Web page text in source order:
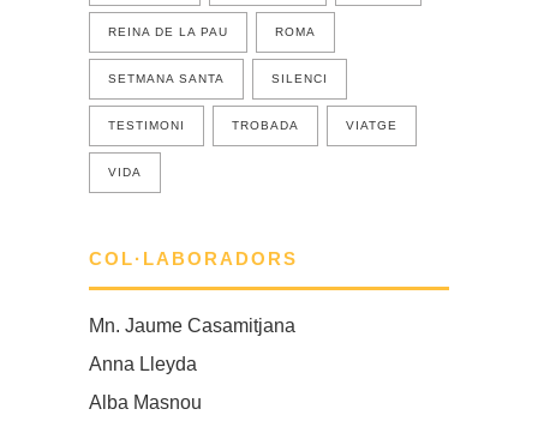
REINA DE LA PAU ROMA
SETMANA SANTA SILENCI
TESTIMONI TROBADA VIATGE
VIDA
COL·LABORADORS
Mn. Jaume Casamitjana
Anna Lleyda
Alba Masnou